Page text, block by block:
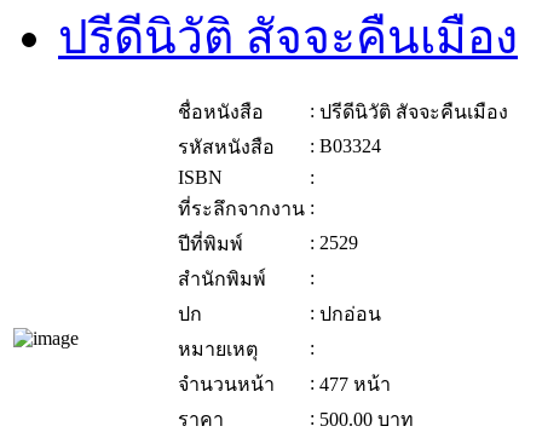
ปรีดีนิวัติ สัจจะคืนเมือง
ชื่อหนังสือ : ปรีดีนิวัติ สัจจะคืนเมือง
รหัสหนังสือ
: B03324
ISBN
:
ที่ระลึกจากงาน :
ปีที่พิมพ์
: 2529
สำนักพิมพ์
:
ปก
: ปกอ่อน
หมายเหตุ
:
จำนวนหน้า
: 477 หน้า
ราคา
: 500.00 บาท